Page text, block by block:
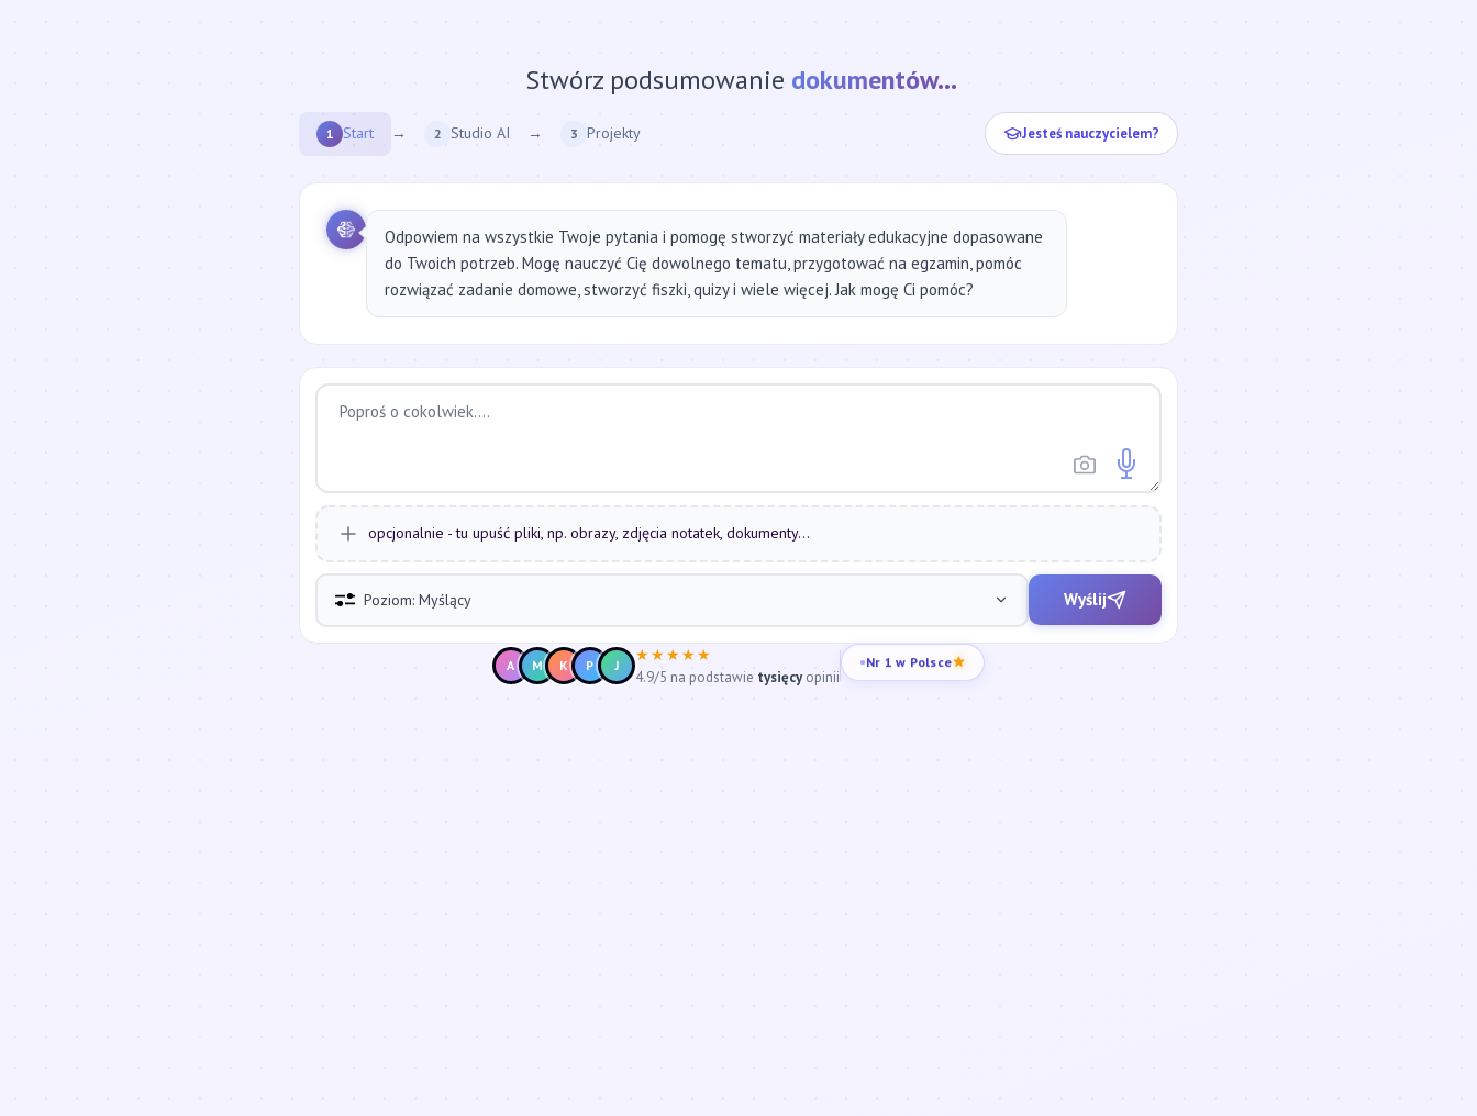
Stwórz podsumowanie strony internetowej...
1 Start → 2 Studio AI → 3 Projekty Jesteś nauczycielem?
Odpowiem na wszystkie Twoje pytania i pomogę stworzyć materiały edukacyjne dopasowane
do Twoich potrzeb. Mogę nauczyć Cię dowolnego tematu, przygotować na egzamin, pomóc
rozwiązać zadanie domowe, stworzyć fiszki, quizy i wiele więcej. Jak mogę Ci pomóc?
opcjonalnie - tu upuść pliki, np. obrazy, zdjęcia notatek, dokumenty...
Poziom: Myślący Wyślij
A M K P J
★★★★★
4.9/5 na podstawie tysięcyopinii
Nr 1 w Polsce